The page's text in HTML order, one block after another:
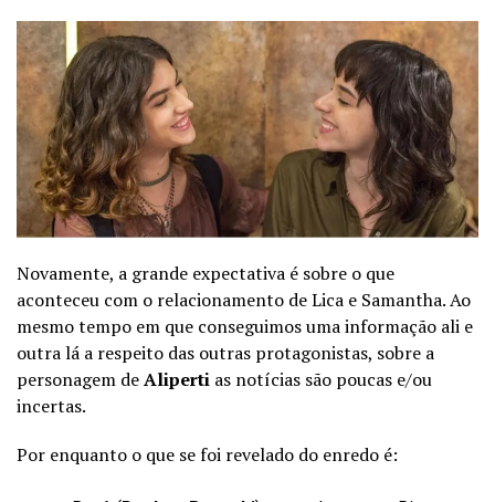
Novamente, a grande expectativa é sobre o que
aconteceu com o relacionamento de Lica e Samantha. Ao
mesmo tempo em que conseguimos uma informação ali e
outra lá a respeito das outras protagonistas, sobre a
personagem deAliperti as notícias são poucas e/ou
incertas.
Por enquanto o que se foi revelado do enredo é: